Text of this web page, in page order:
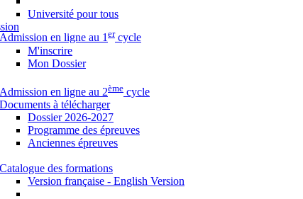
Université pour tous
Admission en ligne au 1ercycle
M'inscrire
Mon Dossier
Admission en ligne au 2ème cycle
Documents à télécharger
Dossier 2026-2027
Programme des épreuves
Anciennes épreuves
Catalogue des formations
Version française - English Version